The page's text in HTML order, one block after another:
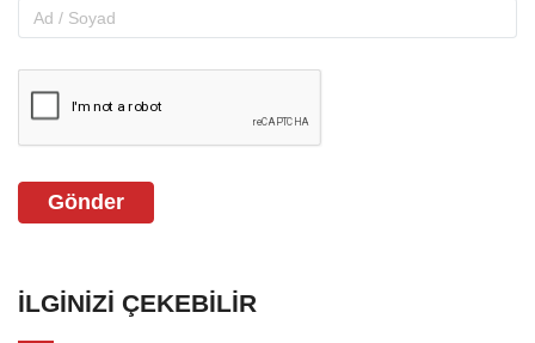
Gönder
İLGINIZI ÇEKEBILIR